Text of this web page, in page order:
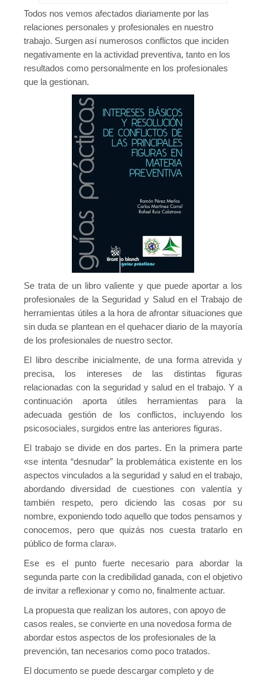
Todos nos vemos afectados diariamente por las
relaciones personales y profesionales en nuestro
trabajo. Surgen así numerosos conflictos que inciden
negativamente en la actividad preventiva, tanto en los
resultados como personalmente en los profesionales
que la gestionan.
Se trata de un libro valiente y que puede aportar a los
profesionales de la Seguridad y Salud en el Trabajo de
herramientas útiles a la hora de afrontar situaciones que
sin duda se plantean en el quehacer diario de la mayoría
de los profesionales de nuestro sector.
El libro describe inicialmente, de una forma atrevida y
precisa, los intereses de las distintas figuras
relacionadas con la seguridad y salud en el trabajo. Y a
continuación aporta útiles herramientas para la
adecuada gestión de los conflictos, incluyendo los
psicosociales, surgidos entre las anteriores figuras.
El trabajo se divide en dos partes. En la primera parte
«se intenta “desnudar” la problemática existente en los
aspectos vinculados a la seguridad y salud en el trabajo,
abordando diversidad de cuestiones con valentía y
también respeto, pero diciendo las cosas por su
nombre, exponiendo todo aquello que todos pensamos y
conocemos, pero que quizás nos cuesta tratarlo en
público de forma clara».
Ese es el punto fuerte necesario para abordar la
segunda parte con la credibilidad ganada, con el objetivo
de invitar a reflexionar y como no, finalmente actuar.
La propuesta que realizan los autores, con apoyo de
casos reales, se convierte en una novedosa forma de
abordar estos aspectos de los profesionales de la
prevención, tan necesarios como poco tratados.
El documento se puede descargar completo y de